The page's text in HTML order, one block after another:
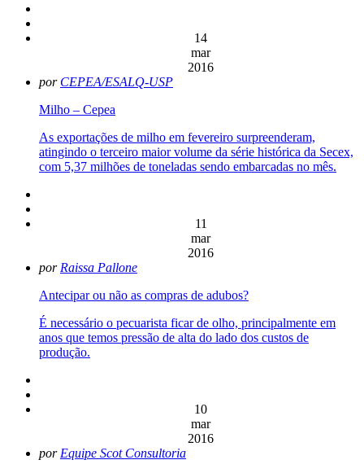
14
mar
2016
por CEPEA/ESALQ-USP
Milho – Cepea
As exportações de milho em fevereiro surpreenderam,
atingindo o terceiro maior volume da série histórica da Secex,
com 5,37 milhões de toneladas sendo embarcadas no mês.
11
mar
2016
por Raissa Pallone
Antecipar ou não as compras de adubos?
É necessário o pecuarista ficar de olho, principalmente em
anos que temos pressão de alta do lado dos custos de
produção.
10
mar
2016
por Equipe Scot Consultoria